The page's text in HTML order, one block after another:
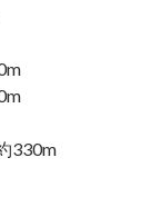
330m